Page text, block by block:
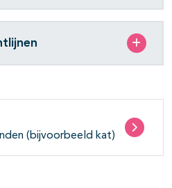
(bijvoorbeeld kat)